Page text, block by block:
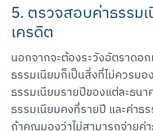
5. ตรวจสอบค่าธรรม
เครดิต
นอกจากจะต้องระวังอัตราดอ
ธรรมเนียมก็เป็นสิ่งที่ไม่ควรมอ
ธรรมเนียมรายปีของแต่ละธน
ธรรมเนียมคงที่รายปี และค่าธ